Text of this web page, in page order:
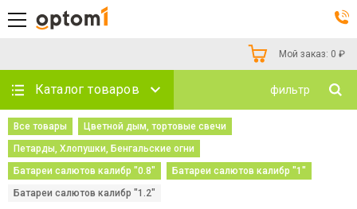
Мой заказ: 0 ₽
Каталог товаров фильтр
Все товары
Цветной дым, тортовые свечи
Петарды, Хлопушки, Бенгальские огни
Батареи салютов калибр "0.8"
Батареи салютов калибр "1"
Батареи салютов калибр "1.2"